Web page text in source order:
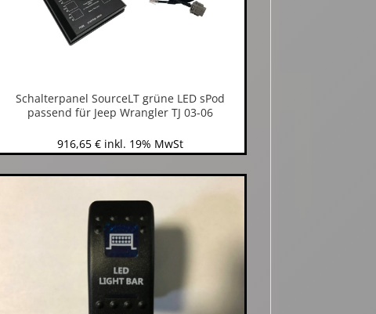
Schalterpanel SourceLT grüne LED sPod
passend für Jeep Wrangler TJ 03-06
916,65€ inkl. 19% MwSt